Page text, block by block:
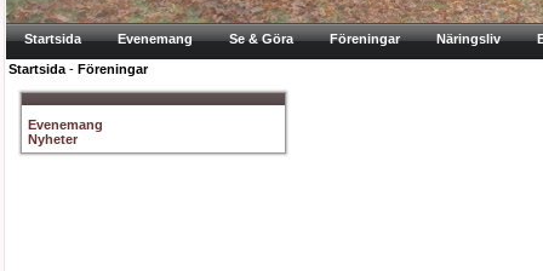
Startsida Evenemang Se & Göra Föreningar Näringsliv
Startsida - Föreningar
Evenemang
Nyheter